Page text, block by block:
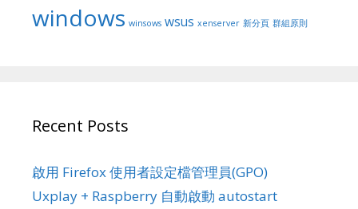
windows winsows wsus xenserver 新分頁 群組原則
Recent Posts
啟用 Firefox 使用者設定檔管理員(GPO)
Uxplay + Raspberry 自動啟動 autostart